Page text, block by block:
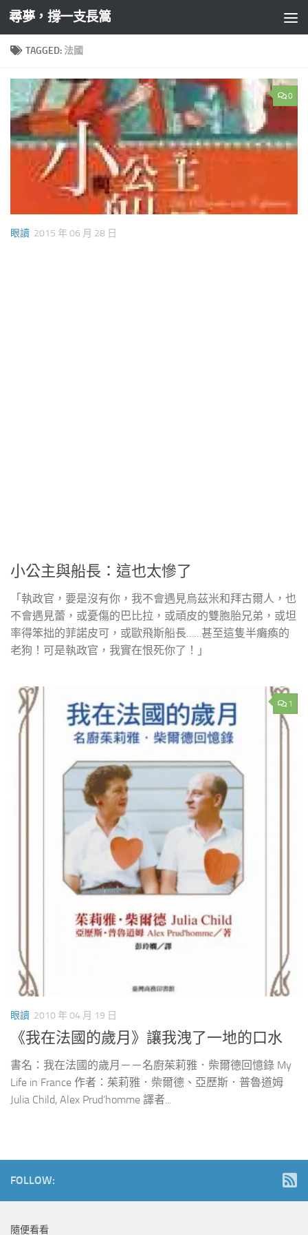
Skip to content
尋夢，撐一支長篙
TAGGED: 法國
0
眼讀 2015 年 06 月 28 日
小公主與船長：這也太慘了
「執政官，要是沒有你，我不會遇見烏茲米和拜古爾人，也
不會遇見蕾，或憂傷的巴比拉，或頑皮的雙胞胎兄弟，或坦
率得笨拙的菲諾皮可，或歐飛斯船長……甚至這隻半癱瘓的
老狗！可是執政官，我實在恨死你了！」
1
眼讀 2010 年 04 月 19 日
《我在法國的歲月》讓我洩了一地的口水
書名：我在法國的歲月－－名廚茱莉雅．柴爾德回憶錄 My
Life in France 作者：茱莉雅．柴爾德、亞歷斯．普魯道姆
Julia Child, Alex Prud’homme 譯者...
FOLLOW:
隨便看看